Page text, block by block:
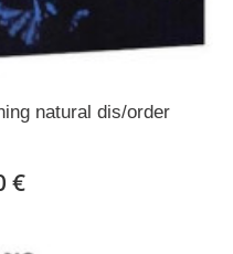
natural dis/order
€